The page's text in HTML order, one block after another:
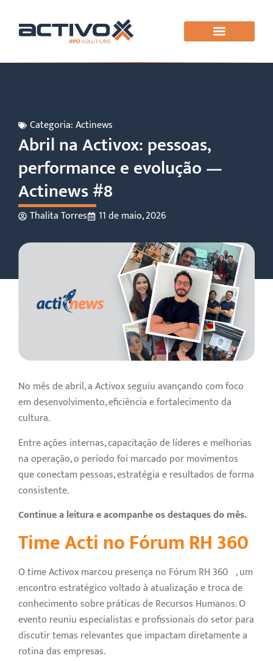
Categoria:Actinews
Abril na Activox: pessoas,
performance e evolução —
Actinews #8
Thalita Torres 11 de maio, 2026
No mês de abril, a Activox seguiu avançando com foco
em desenvolvimento, eficiência e fortalecimento da
cultura.
Entre ações internas, capacitação de líderes e melhorias
na operação, o período foi marcado por movimentos
que conectam pessoas, estratégia e resultados de forma
consistente.
Continue a leitura e acompanhe os destaques do mês.
Time Acti no Fórum RH 360
O time Activox marcou presença no Fórum RH 360º, um
encontro estratégico voltado à atualização e troca de
conhecimento sobre práticas de Recursos Humanos. O
evento reuniu especialistas e profissionais do setor para
discutir temas relevantes que impactam diretamente a
rotina das empresas.